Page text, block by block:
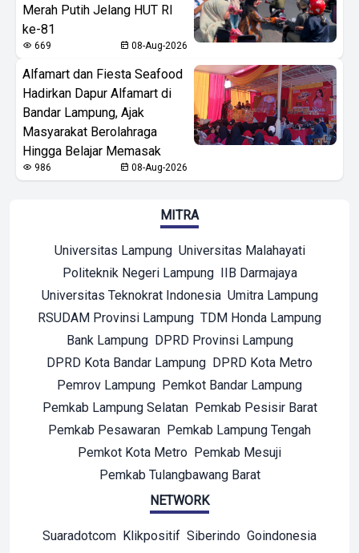
Merah Putih Jelang HUT RI
ke-81
669 08-Aug-2026
Alfamart dan Fiesta Seafood
Hadirkan Dapur Alfamart di
Bandar Lampung, Ajak
Masyarakat Berolahraga
Hingga Belajar Memasak
986 08-Aug-2026
MITRA
Universitas Lampung Universitas Malahayati
Politeknik Negeri Lampung
IIB Darmajaya
Universitas Teknokrat Indonesia Umitra Lampung
RSUDAM Provinsi Lampung TDM Honda Lampung
Bank Lampung
DPRD Provinsi Lampung
DPRD Kota Bandar Lampung DPRD Kota Metro
Pemrov Lampung Pemkot Bandar Lampung
Pemkab Lampung Selatan
Pemkab Pesisir Barat
Pemkab Pesawaran Pemkab Lampung Tengah
Pemkot Kota Metro Pemkab Mesuji
Pemkab Tulangbawang Barat
NETWORK
Suaradotcom Klikpositif Siberindo Goindonesia